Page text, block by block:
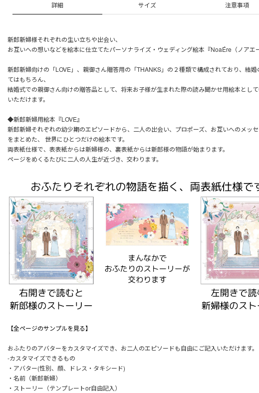
詳細 サイズ 注意事項
新郎新婦様それぞれの生い立ちや出会い、
お互いへの想いなどを絵本に仕立てたパーソナライズ・ウェディング絵本『NoaÉre（ノアエ
新郎新婦向けの「LOVE」、親御さん贈答用の「THANKS」の２種類で構成されており、結婚
てはもちろん、
結婚式での親御さん向けの贈答品として、将来お子様が生まれた際の読み聞かせ用絵本とし
いただけます。
◆新郎新婦用絵本『LOVE』
新郎新婦それぞれの幼少期のエピソードから、二人の出会い、プロポーズ、お互いへのメッ
をまとめた、 世界にひとつだけの絵本です。
両表紙仕様で、表表紙からは新婦様の、裏表紙からは新郎様の物語が始まります。
ページをめくるたびに二人の人生が近づき、交わります。
【全ページのサンプルを見る】
おふたりのアバターをカスタマイズでき、お二人のエピソードも自由にご記入いただけます。
-カスタマイズできるもの
・アバター(性別、顔、ドレス・タキシード)
・名前（新郎新婦）
・ストーリー（テンプレートor自由記入）